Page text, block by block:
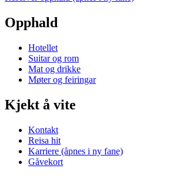
Opphald
Hotellet
Suitar og rom
Mat og drikke
Møter og feiringar
Kjekt å vite
Kontakt
Reisa hit
Karriere (åpnes i ny fane)
Gåvekort